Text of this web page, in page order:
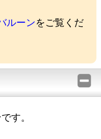
ルーンをご覧くだ
す。